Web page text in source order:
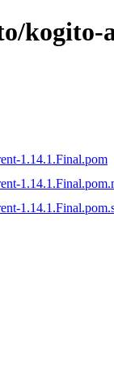
kogito-
1.14.1.Final.pom